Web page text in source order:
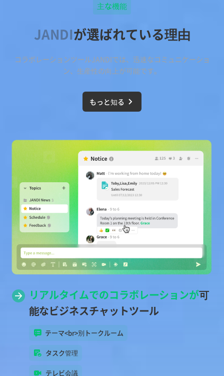
主な機能
JANDIが選ばれている理由
コラボレーションツールJANDIでは、迅速なコミュニケーショ
ン、生産性の向上が可能です。
もっと知る
リアルタイムでのコラボレーションが可
能なビジネスチャットツール
テーマ<br>別トークルーム
タスク管理
テレビ会議